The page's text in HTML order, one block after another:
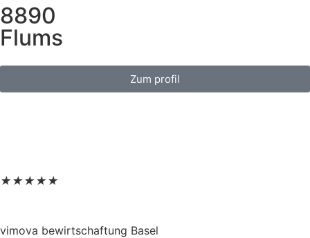
8890
Flums
Zum profil
★★★★★
vimova bewirtschaftung Basel